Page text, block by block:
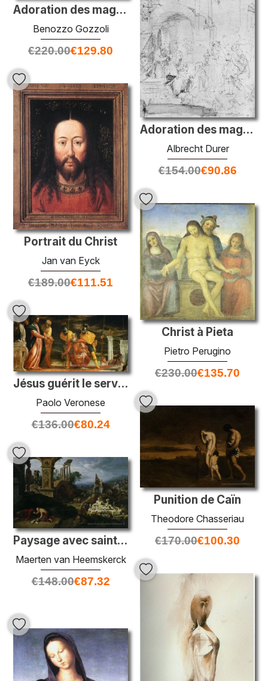
Adoration des mages
Benozzo Gozzoli
€220.00€129.80
Adoration des mages
Albrecht Durer
€154.00€90.86
Portrait du Christ
Jan van Eyck
€189.00€111.51
Christ à Pieta
Pietro Perugino
€230.00€135.70
Jésus guérit le serviteur d'un centurion
Paolo Veronese
€136.00€80.24
Punition de Caïn
Theodore Chasseriau
€170.00€100.30
Paysage avec saint Jérôme
Maerten van Heemskerck
€148.00€87.32